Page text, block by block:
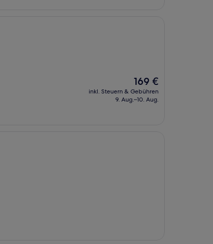
Der
Preis
beträgt
169 €
inkl. Steuern & Gebühren
9. Aug.–10. Aug.